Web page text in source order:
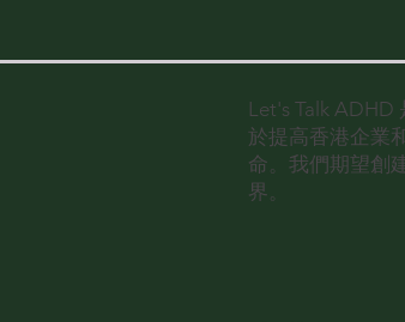
Let's Talk
於提高香港企業
命。 我們期望創
界。